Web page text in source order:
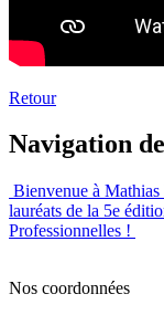
Retour
Navigation
Bienvenue à
lauréats de la 5e
Professionnelles !
Nos coordonnées